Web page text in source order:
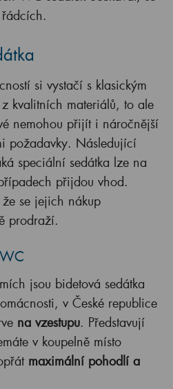
si vystačí s klasickým
kvalitních materiálů, to ale
nemohou přijít i náročnější
požadavky. Následující
speciální sedátka lze na
přijdou vhod.
se jejich nákup
prodraží.
jsou bidetová sedátka
v České republice
na vzestupu. Představují
v koupelně místo
maximální pohodlí a